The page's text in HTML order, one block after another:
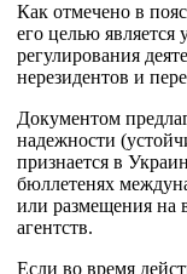
Как отмечено в
его целью является
регулирования
нерезидентов и
Документом
надежности
признается в
бюллетенях
или размещения на
агентств.
Если во время